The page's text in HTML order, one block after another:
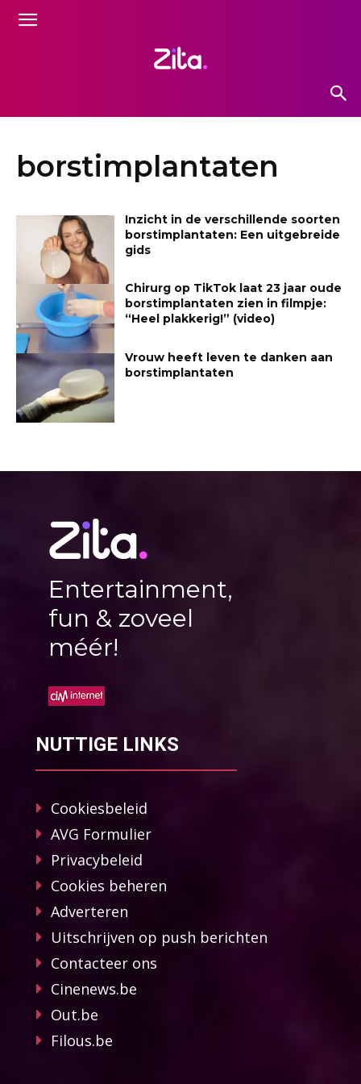
borstimplantaten
Inzicht in de verschillende soorten
borstimplantaten: Een uitgebreide
gids
Chirurg op TikTok laat 23 jaar oude
borstimplantaten zien in filmpje:
“Heel plakkerig!” (video)
Vrouw heeft leven te danken aan
borstimplantaten
Entertainment,
fun & zoveel
méér!
NUTTIGE LINKS
Cookiesbeleid
AVG Formulier
Privacybeleid
Cookies beheren
Adverteren
Uitschrijven op push berichten
Contacteer ons
Cinenews.be
Out.be
Filous.be